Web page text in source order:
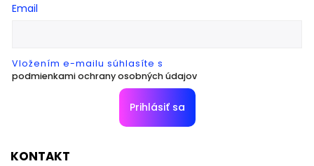
Email
Vložením e-mailu súhlasíte s
podmienkami ochrany osobných údajov
Prihlásiť sa
KONTAKT